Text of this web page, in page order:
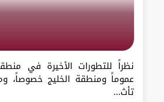
نظراً للتطورات الأخيرة في
عموماً ومنطقة الخليج خصوصاً،
تأث...